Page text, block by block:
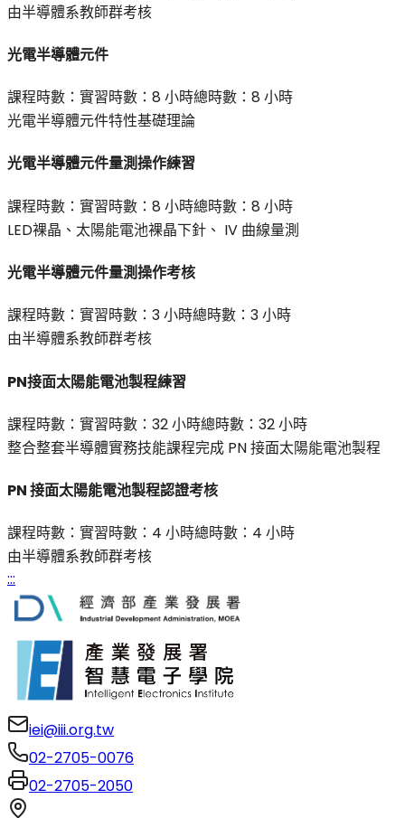
由半導體系教師群考核
光電半導體元件
課程時數： 實習時數： 8 小時總時數： 8 小時
光電半導體元件特性基礎理論
光電半導體元件量測操作練習
課程時數： 實習時數： 8 小時總時數： 8 小時
LED裸晶、太陽能電池裸晶下針、 IV 曲線量測
光電半導體元件量測操作考核
課程時數： 實習時數： 3 小時總時數： 3 小時
由半導體系教師群考核
PN接面太陽能電池製程練習
課程時數： 實習時數： 32 小時總時數： 32 小時
整合整套半導體實務技能課程完成 PN 接面太陽能電池製程
PN 接面太陽能電池製程認證考核
課程時數： 實習時數： 4 小時總時數： 4 小時
由半導體系教師群考核
:::
iei@iii.org.tw
02-2705-0076
02-2705-2050